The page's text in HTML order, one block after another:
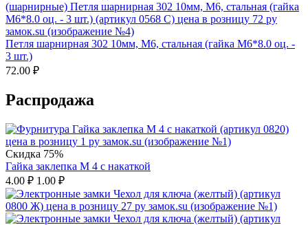
Петля шарнирная 302 10мм, М6, стальная (гайка М6*8.0 оц. -
3 шт.)
72.00 ₽
Распродажа
Скидка 75%
Гайка заклепка М 4 с накаткой
4.00 ₽ 1.00 ₽